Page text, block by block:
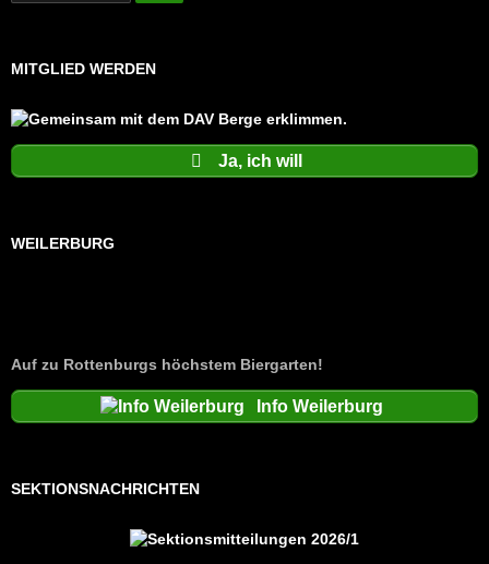
MITGLIED WERDEN
Ja, ich will
WEILERBURG
Auf zu Rottenburgs höchstem Biergarten!
Info Weilerburg
SEKTIONSNACHRICHTEN